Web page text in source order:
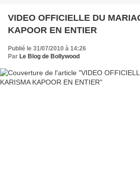
VIDEO OFFICIELLE DU
KAPOOR EN ENTIER
Publié le 31/07/2010 à 14:26
Par Le Blog de Bollywood